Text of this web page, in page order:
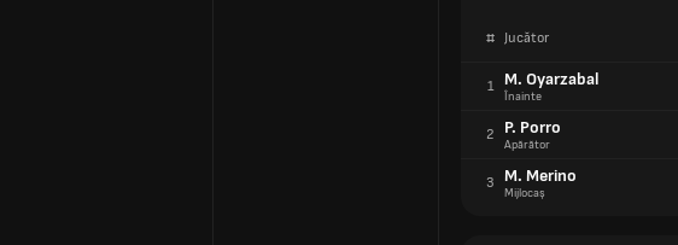
# Jucător
1 M. Oyarzabal
Înainte
2 P. Porro
Apărător
3 M. Merino
Mijlocaș